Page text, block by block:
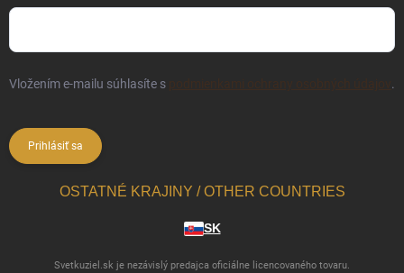
Vložením e-mailu súhlasíte s .
Prihlásiť sa
OSTATNÉ KRAJINY / OTHER COUNTRIES
SK
Svetkuziel.sk je nezávislý predajca oficiálne licencovaného tovaru.